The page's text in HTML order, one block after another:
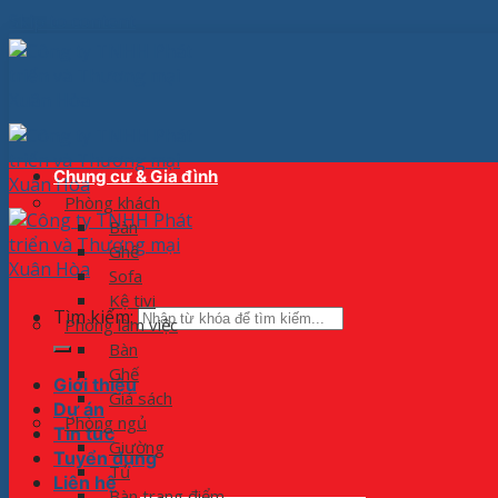
Tìm kiếm:
Giới thiệu
Dự án
Tin tức
Tuyển dụng
Liên hệ
Chung cư & Gia đình
Phòng khách
Bàn
Ghế
Sofa
Kệ tivi
Phòng làm việc
Bàn
Ghế
Giá sách
Phòng ngủ
Giường
Tủ